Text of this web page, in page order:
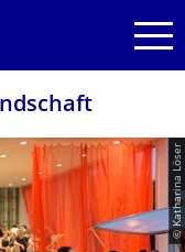
© Katharina Löser